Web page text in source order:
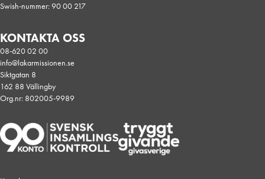
Swish-nummer: 90 00 217
KONTAKTA OSS
08-620 02 00
info@lakarmissionen.se
Siktgatan 8
162 88 Vällingby
Org.nr: 802005-9989